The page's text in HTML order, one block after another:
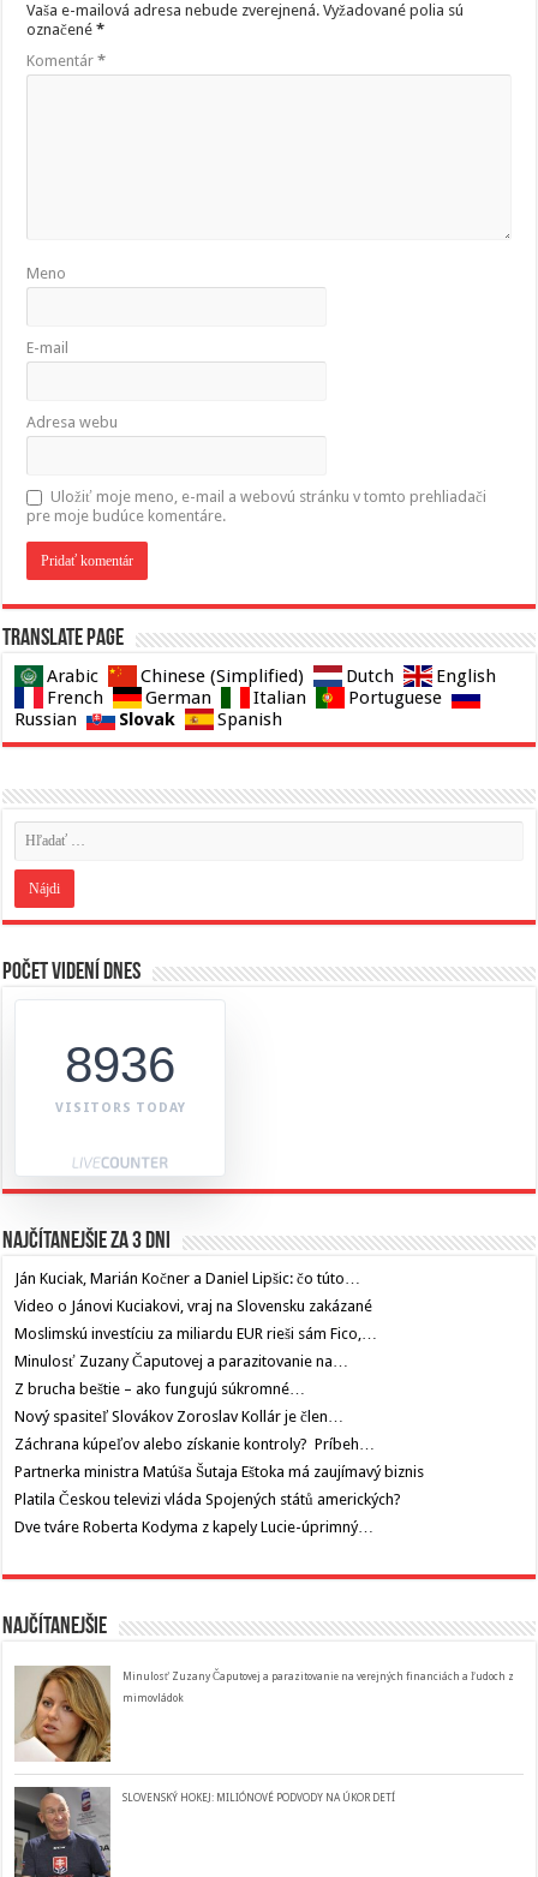
Vaša e-mailová adresa nebude zverejnená. Vyžadované polia sú
označené*
Komentár*
Meno
E-mail
Adresa webu
Uložiť moje meno, e-mail a webovú stránku v tomto prehliadači
pre moje budúce komentáre.
Translate page
Arabic Chinese (Simplified) Dutch
English
French
German Italian
Portuguese
Russian
Slovak Spanish
Počet videní dnes
8936
VISITORS TODAY
Najčítanejšie za 3 dni
Ján Kuciak, Marián Kočner a Daniel Lipšic: čo túto…
Video o Jánovi Kuciakovi, vraj na Slovensku zakázané
Moslimskú investíciu za miliardu EUR rieši sám Fico,…
Minulosť Zuzany Čaputovej a parazitovanie na…
Z brucha beštie – ako fungujú súkromné…
Nový spasiteľ Slovákov Zoroslav Kollár je člen…
Záchrana kúpeľov alebo získanie kontroly? Príbeh…
Partnerka ministra Matúša Šutaja Eštoka má zaujímavý biznis
Platila Českou televizi vláda Spojených států amerických?
Dve tváre Roberta Kodyma z kapely Lucie-úprimný…
Najčítanejšie
Minulosť Zuzany Čaputovej a parazitovanie na verejných financiách a ľudoch z
mimovládok
SLOVENSKÝ HOKEJ: MILIÓNOVÉ PODVODY NA ÚKOR DETÍ